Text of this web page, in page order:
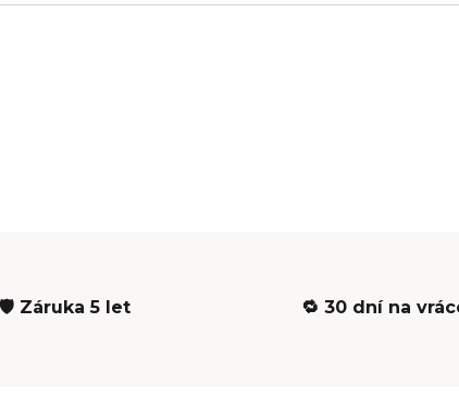
🛡️ Záruka 5 let 🔁 30 dní na